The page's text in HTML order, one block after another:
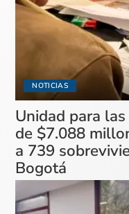
NOTICIAS
Unidad para
de $7.088
a 739
Bogotá